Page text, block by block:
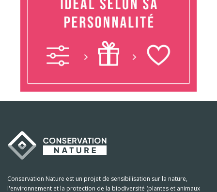
Conservation Nature est un projet de sensibilisation sur la nature,
l'environnement et la protection de la biodiversité (plantes et animaux